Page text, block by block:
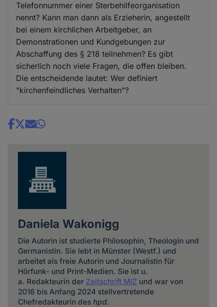
Telefonnummer einer Sterbehilfeorganisation
nennt? Kann man dann als Erzieherin, angestellt
bei einem kirchlichen Arbeitgeber, an
Demonstrationen und Kundgebungen zur
Abschaffung des § 218 teilnehmen? Es gibt
sicherlich noch viele Fragen, die offen bleiben.
Die entscheidende lautet: Wer definiert
"kirchenfeindliches Verhalten"?
Share
Daniela Wakonigg
Die Autorin ist studierte Philosophin, Theologin und
Germanistin. Sie lebt in Münster (Westf.) und
arbeitet als freie Autorin und Journalistin für
Hörfunk- und Print-Medien. Sie ist u.
a. Redakteurin der Zeitschrift MIZ und war von
2016 bis Anfang 2024 stellvertretende
Chefredakteurin des hpd.